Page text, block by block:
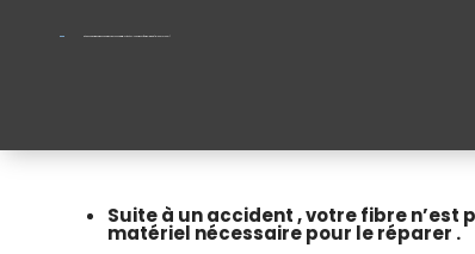
Suite à un accident , votre fibre
matériel nécessaire pour le réparer .